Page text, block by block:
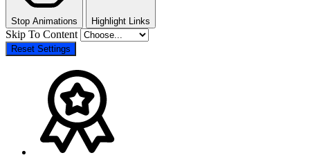
Stop Animations Highlight Links
Skip To Content
Reset Settings